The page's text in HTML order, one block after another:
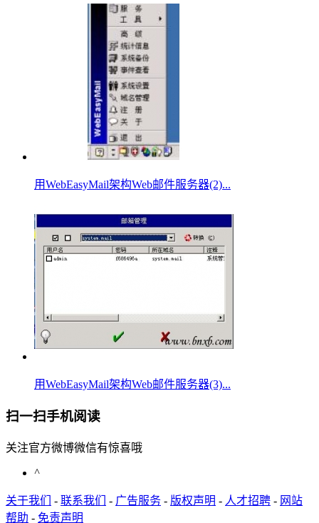
用WebEasyMail架构Web邮件服务器(2)...
用WebEasyMail架构Web邮件服务器(3)...
扫一扫手机阅读
关注官方微博微信有惊喜哦
^
关于我们 - 联系我们 - 广告服务 - 版权声明 - 人才招聘 - 网站
帮助 - 免责声明